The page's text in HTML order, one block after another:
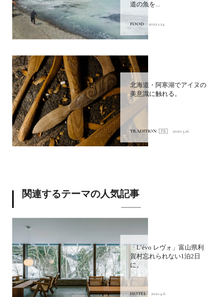
道の魚を...
FOOD 2022.1.24
北海道・阿寒湖でアイヌの
美意識に触れる。
TRADITION 2020.3.16
関連するテーマの人気記事
「L’évo レヴォ」富山県利
賀村忘れられない1泊2日
に。
HOTEL 2021.4.6